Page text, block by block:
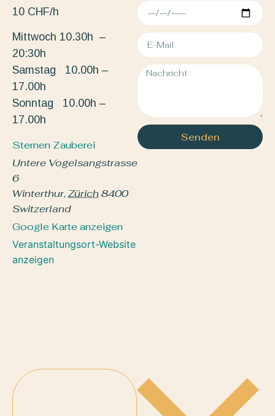
10 CHF/h
Mittwoch 10.30h –
20:30h
Samstag 10.00h –
17.00h
Sonntag 10.00h –
17.00h
Sternen Zauberei
Untere Vogelsangstrasse
6
Winterthur, Zürich8400
Switzerland
Google Karte anzeigen
Veranstaltungsort-Website
anzeigen
Senden